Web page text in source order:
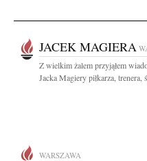
JACEK MAGIERA
Z wielkim żalem przyjąłem
Jacka Magiery piłkarza, trenera,
WARSZAWA